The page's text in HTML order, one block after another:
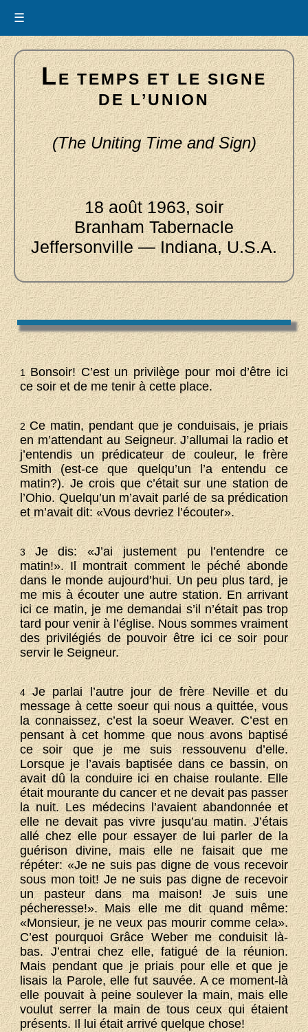
☰
LE TEMPS ET LE SIGNE
DE L’UNION
(The Uniting Time and Sign)
18 août 1963, soir
Branham Tabernacle
Jeffersonville — Indiana, U.S.A.
1Bonsoir! C’est un privilège pour moi d’être ici
ce soir et de me tenir à cette place.
2Ce matin, pendant que je conduisais, je priais
en m’attendant au Seigneur. J’allumai la radio et
j’entendis un prédicateur de couleur, le frère
Smith (est-ce que quelqu’un l’a entendu ce
matin?). Je crois que c’était sur une station de
l’Ohio. Quelqu’un m’avait parlé de sa prédication
et m’avait dit: «Vous devriez l’écouter».
3Je dis: «J’ai justement pu l’entendre ce
matin!». Il montrait comment le péché abonde
dans le monde aujourd’hui. Un peu plus tard, je
me mis à écouter une autre station. En arrivant
ici ce matin, je me demandai s’il n’était pas trop
tard pour venir à l’église. Nous sommes vraiment
des privilégiés de pouvoir être ici ce soir pour
servir le Seigneur.
4Je parlai l’autre jour de frère Neville et du
message à cette soeur qui nous a quittée, vous
la connaissez, c’est la soeur Weaver. C’est en
pensant à cet homme que nous avons baptisé
ce soir que je me suis ressouvenu d’elle.
Lorsque je l’avais baptisée dans ce bassin, on
avait dû la conduire ici en chaise roulante. Elle
était mourante du cancer et ne devait pas passer
la nuit. Les médecins l’avaient abandonnée et
elle ne devait pas vivre jusqu’au matin. J’étais
allé chez elle pour essayer de lui parler de la
guérison divine, mais elle ne faisait que me
répéter: «Je ne suis pas digne de vous recevoir
sous mon toit! Je ne suis pas digne de recevoir
un pasteur dans ma maison! Je suis une
pécheresse!». Mais elle me dit quand même:
«Monsieur, je ne veux pas mourir comme cela».
C’est pourquoi Grâce Weber me conduisit là-
bas. J’entrai chez elle, fatigué de la réunion.
Mais pendant que je priais pour elle et que je
lisais la Parole, elle fut sauvée. A ce moment-là
elle pouvait à peine soulever la main, mais elle
voulut serrer la main de tous ceux qui étaient
présents. Il lui était arrivé quelque chose!